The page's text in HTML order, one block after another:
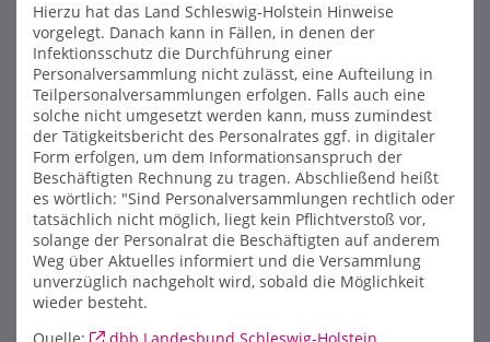
Hierzu hat das Land Schleswig-Holstein Hinweise
vorgelegt. Danach kann in Fällen, in denen der
Infektionsschutz die Durchführung einer
Personalversammlung nicht zulässt, eine Aufteilung in
Teilpersonalversammlungen erfolgen. Falls auch eine
solche nicht umgesetzt werden kann, muss zumindest
der Tätigkeitsbericht des Personalrates ggf. in digitaler
Form erfolgen, um dem Informationsanspruch der
Beschäftigten Rechnung zu tragen. Abschließend heißt
es wörtlich: "Sind Personalversammlungen rechtlich oder
tatsächlich nicht möglich, liegt kein Pflichtverstoß vor,
solange der Personalrat die Beschäftigten auf anderem
Weg über Aktuelles informiert und die Versammlung
unverzüglich nachgeholt wird, sobald die Möglichkeit
wieder besteht.